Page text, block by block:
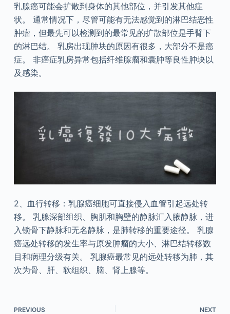
乳腺癌可能会扩散到身体的其他部位，并引发其他症
状。 通常情况下，尽管可能有无法感觉到的淋巴结恶性
肿瘤，但最先可以检测到的最常见的扩散部位是手臂下
的淋巴结。 乳房出现肿块的原因有很多，大部分不是癌
症。 非癌症乳房异常包括纤维腺瘤和囊肿等良性肿块以
及感染。
2、血行转移：乳腺癌细胞可直接侵入血管引起远处转
移。 乳腺深部组织、胸肌和胸壁的静脉汇入腋静脉，进
入锁骨下静脉和无名静脉，是肺转移的重要途径。 乳腺
癌远处转移的发生率与原发肿瘤的大小、淋巴结转移数
目和病理分级有关。 乳腺癌最常见的远处转移为肺，其
次为骨、肝、软组织、脑、肾上腺等。
PREVIOUS NEXT